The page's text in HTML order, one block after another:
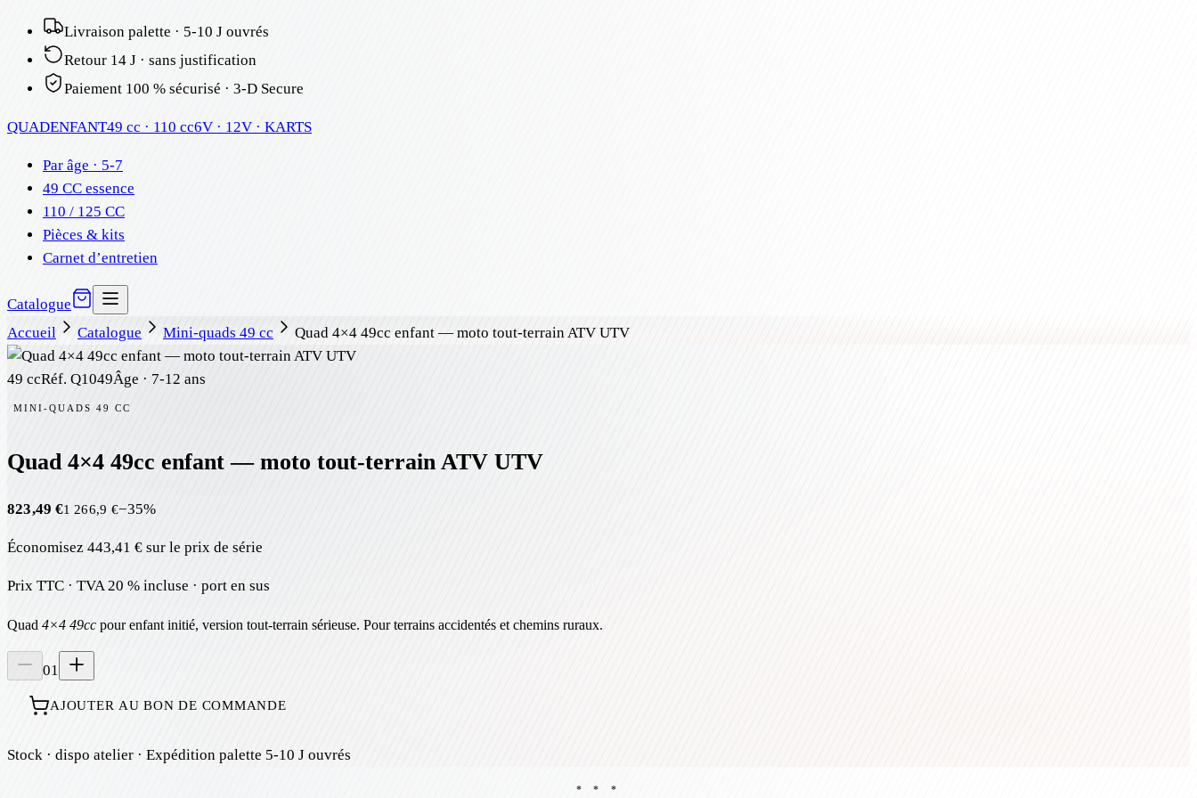
Livraison palette · 5-10 J ouvrés
Retour 14 J · sans justification
Paiement 100 % sécurisé · 3-D Secure
QUADENFANT49 cc · 110 cc6V · 12V · KARTS
Par âge · 5-7
49 CC essence
110 / 125 CC
Pièces & kits
Carnet d’entretien
Catalogue
Accueil
Catalogue Mini-quads 49 cc Quad 4×4 49cc enfant — moto tout-terrain ATV UTV
49 ccRéf. Q1049Âge · 7-12 ans
MINI-QUADS 49 CC
Quad 4×4 49cc enfant — moto tout-terrain ATV UTV
823,49 €1 266,9 €−35%
Économisez 443,41 € sur le prix de série
Prix TTC · TVA 20 % incluse · port en sus
Quad 4×4 49cc pour enfant initié, version tout-terrain sérieuse. Pour terrains accidentés et chemins ruraux.
01
AJOUTER AU BON DE COMMANDE
Stock · dispo atelier · Expédition palette 5-10 J ouvrés
* * *